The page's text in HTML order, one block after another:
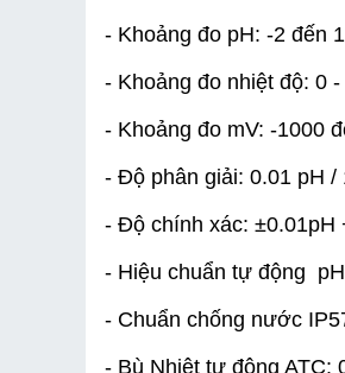
- Khoảng đo pH: -2 đến
- Khoảng đo nhiệt độ: 0 -
- Khoảng đo mV: -1000
- Độ phân giải: 0.01 pH /
- Độ chính xác: ±0.01pH
- Hiệu chuẩn tự động
- Chuẩn chống nước
- Bù Nhiệt tự động ATC: